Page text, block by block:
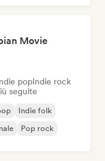
Movie
popIndie rock
seguite
Indie folk
Pop rock